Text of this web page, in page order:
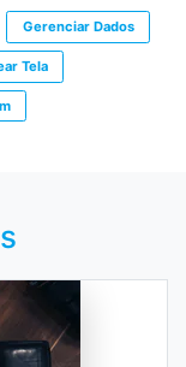
Gerenciar Dados
Tela